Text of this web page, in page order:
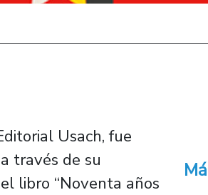
Usach, fue
través de su
libro “Noventa años